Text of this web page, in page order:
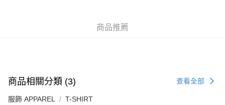
商品推薦
商品相關分類 (3) 查看全部
服飾 APPAREL T-SHIRT